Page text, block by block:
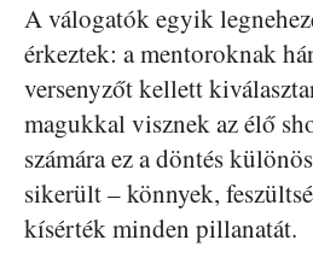
A válogatók egyik
érkeztek: a mentoroknak
versenyzőt kellett
magukkal visznek az élő
számára ez a döntés
sikerült – könnyek,
kísérték minden pillanatát.